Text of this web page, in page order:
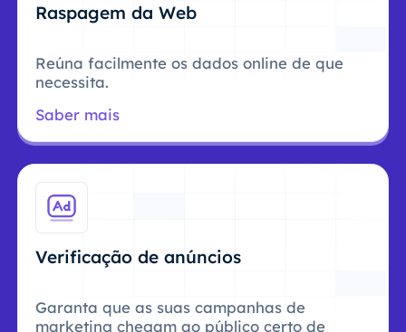
Raspagem da Web
Reúna facilmente os dados online de que
necessita.
Saber mais
Verificação de anúncios
Garanta que as suas campanhas de
marketing chegam ao público certo de